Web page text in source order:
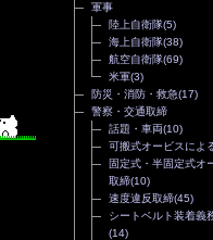
軍事
陸上自衛隊(5)
海上自衛隊(38)
航空自衛隊(69)
米軍(3)
防災・消防・救急(17)
警察・交通取締
話題・車両(10)
可搬式オービスによ
固定式・半固定式オ
取締(10)
速度違反取締(45)
シートベルト装着義
(14)